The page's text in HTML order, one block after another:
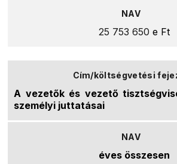
25 753 650 e Ft
A vezetők és vezető
személyi juttatásai
éves összesen